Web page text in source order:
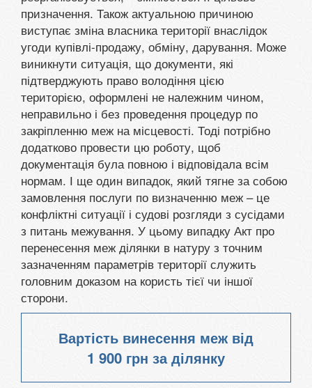
призначення. Також актуальною причиною
виступає зміна власника території внаслідок
угоди купівлі-продажу, обміну, дарування. Може
виникнути ситуація, що документи, які
підтверджують право володіння цією
територією, оформлені не належним чином,
неправильно і без проведення процедур по
закріпленню меж на місцевості. Тоді потрібно
додатково провести цю роботу, щоб
документація була повною і відповідала всім
нормам. І ще один випадок, який тягне за собою
замовлення послуги по визначенню меж – це
конфліктні ситуації і судові розгляди з сусідами
з питань межування. У цьому випадку Акт про
перенесення меж ділянки в натуру з точним
зазначенням параметрів території служить
головним доказом на користь тієї чи іншої
сторони.
Вартість винесення меж від
1 900 грн за ділянку